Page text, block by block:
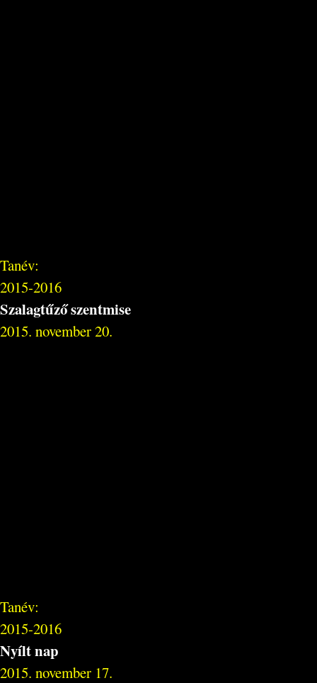
Tanév:
2015-2016
Szalagtűző szentmise
2015. november 20.
Tanév:
2015-2016
Nyílt nap
2015. november 17.